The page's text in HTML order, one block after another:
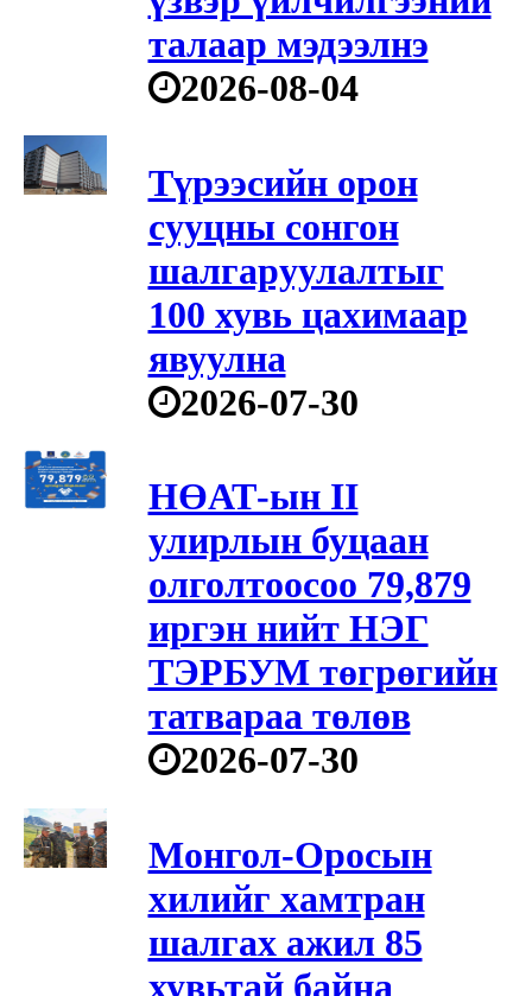
талаар мэдээлнэ
2026-08-04
Түрээсийн орон
сууцны сонгон
шалгаруулалтыг
100 хувь цахимаар
явуулна
2026-07-30
НӨАТ-ын II
улирлын буцаан
олголтоосоо 79,879
иргэн нийт НЭГ
ТЭРБУМ төгрөгийн
татвараа төлөв
2026-07-30
Монгол-Оросын
хилийг хамтран
шалгах ажил 85
хувьтай байна